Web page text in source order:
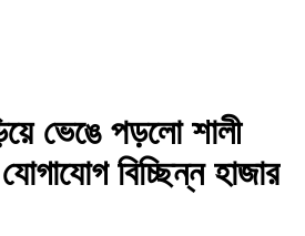
ভেঙে পড়লো শালী
বিচ্ছিন্ন হাজার